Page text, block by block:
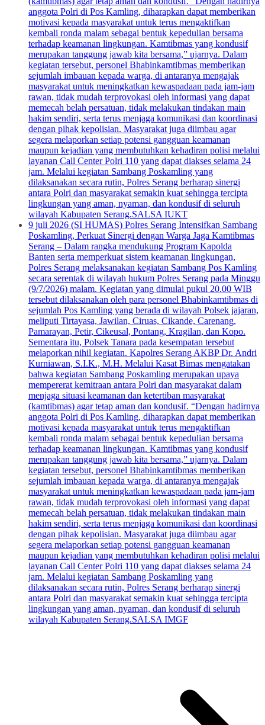
anggota Polri di Pos Kamling, diharapkan dapat memberikan
motivasi kepada masyarakat untuk terus mengaktifkan
kembali ronda malam sebagai bentuk kepedulian bersama
terhadap keamanan lingkungan. Kamtibmas yang kondusif
merupakan tanggung jawab kita bersama,” ujarnya. Dalam
kegiatan tersebut, personel Bhabinkamtibmas memberikan
sejumlah imbauan kepada warga, di antaranya mengajak
masyarakat untuk meningkatkan kewaspadaan pada jam-jam
rawan, tidak mudah terprovokasi oleh informasi yang dapat
memecah belah persatuan, tidak melakukan tindakan main
hakim sendiri, serta terus menjaga komunikasi dan koordinasi
dengan pihak kepolisian. Masyarakat juga diimbau agar
segera melaporkan setiap potensi gangguan keamanan
maupun kejadian yang membutuhkan kehadiran polisi melalui
layanan Call Center Polri 110 yang dapat diakses selama 24
jam. Melalui kegiatan Sambang Poskamling yang
dilaksanakan secara rutin, Polres Serang berharap sinergi
antara Polri dan masyarakat semakin kuat sehingga tercipta
lingkungan yang aman, nyaman, dan kondusif di seluruh
wilayah Kabupaten Serang.SALSA IUKT
9 juli 2026 (SI HUMAS) Polres Serang Intensifkan Sambang
Poskamling, Perkuat Sinergi dengan Warga Jaga Kamtibmas
Serang – Dalam rangka mendukung Program Kapolda
Banten serta memperkuat sistem keamanan lingkungan,
Polres Serang melaksanakan kegiatan Sambang Pos Kamling
secara serentak di wilayah hukum Polres Serang pada Minggu
(9/7/2026) malam. Kegiatan yang dimulai pukul 20.00 WIB
tersebut dilaksanakan oleh para personel Bhabinkamtibmas di
sejumlah Pos Kamling yang berada di wilayah Polsek jajaran,
meliputi Tirtayasa, Jawilan, Ciruas, Cikande, Carenang,
Pamarayan, Petir, Cikeusal, Pontang, Kragilan, dan Kopo.
Sementara itu, Polsek Tanara pada kesempatan tersebut
melaporkan nihil kegiatan. Kapolres Serang AKBP Dr. Andri
Kurniawan, S.I.K., M.H. Melalui Kasat Bimas mengatakan
bahwa kegiatan Sambang Poskamling merupakan upaya
mempererat kemitraan antara Polri dan masyarakat dalam
menjaga situasi keamanan dan ketertiban masyarakat
(kamtibmas) agar tetap aman dan kondusif. “Dengan hadirnya
anggota Polri di Pos Kamling, diharapkan dapat memberikan
motivasi kepada masyarakat untuk terus mengaktifkan
kembali ronda malam sebagai bentuk kepedulian bersama
terhadap keamanan lingkungan. Kamtibmas yang kondusif
merupakan tanggung jawab kita bersama,” ujarnya. Dalam
kegiatan tersebut, personel Bhabinkamtibmas memberikan
sejumlah imbauan kepada warga, di antaranya mengajak
masyarakat untuk meningkatkan kewaspadaan pada jam-jam
rawan, tidak mudah terprovokasi oleh informasi yang dapat
memecah belah persatuan, tidak melakukan tindakan main
hakim sendiri, serta terus menjaga komunikasi dan koordinasi
dengan pihak kepolisian. Masyarakat juga diimbau agar
segera melaporkan setiap potensi gangguan keamanan
maupun kejadian yang membutuhkan kehadiran polisi melalui
layanan Call Center Polri 110 yang dapat diakses selama 24
jam. Melalui kegiatan Sambang Poskamling yang
dilaksanakan secara rutin, Polres Serang berharap sinergi
antara Polri dan masyarakat semakin kuat sehingga tercipta
lingkungan yang aman, nyaman, dan kondusif di seluruh
wilayah Kabupaten Serang.SALSA IMGF